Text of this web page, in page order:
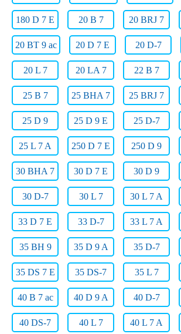
180 D 7 E 20 B 7 20 BRJ 7
20 BT 9 ac 20 D 7 E 20 D-7
20 L 7 20 LA 7 22 B 7
25 B 7 25 BHA 7 25 BRJ 7
25 D 9 25 D 9 E 25 D-7
25 L 7 A 250 D 7 E 250 D 9
30 BHA 7 30 D 7 E 30 D 9
30 D-7 30 L 7 30 L 7 A
33 D 7 E 33 D-7 33 L 7 A
35 BH 9 35 D 9 A 35 D-7
35 DS 7 E 35 DS-7 35 L 7
40 B 7 ac 40 D 9 A 40 D-7
40 DS-7 40 L 7 40 L 7 A